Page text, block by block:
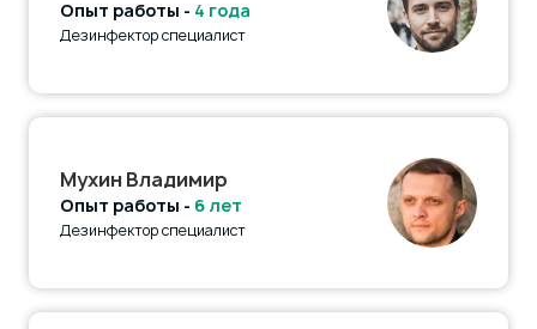
Опыт работы - 4 года
Дезинфектор специалист
Мухин Владимир
Опыт работы - 6 лет
Дезинфектор специалист